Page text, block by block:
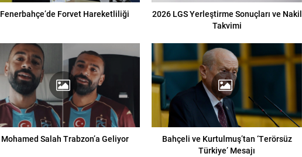
Fenerbahçe’de Forvet Hareketliliği
2026 LGS Yerleştirme Sonuçları ve Nakil
Takvimi
Mohamed Salah Trabzon’a Geliyor
Bahçeli ve Kurtulmuş’tan ‘Terörsüz
Türkiye’ Mesajı